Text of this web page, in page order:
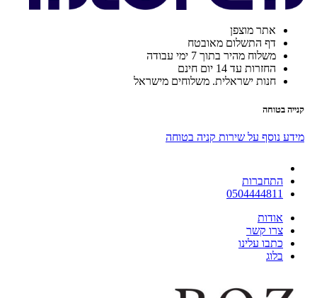
אתר מוצפן
דף התשלום מאובטח
משלוח מהיר בתוך 7 ימי עבודה
החזרות עד 14 יום חינם
חנות ישראלית. משלוחים מישראל
קנייה בטוחה
מידע נוסף על שירות קניה בטוחה
התחברות
0504444811
אודות
צרו קשר
כתבו עלינו
בלוג